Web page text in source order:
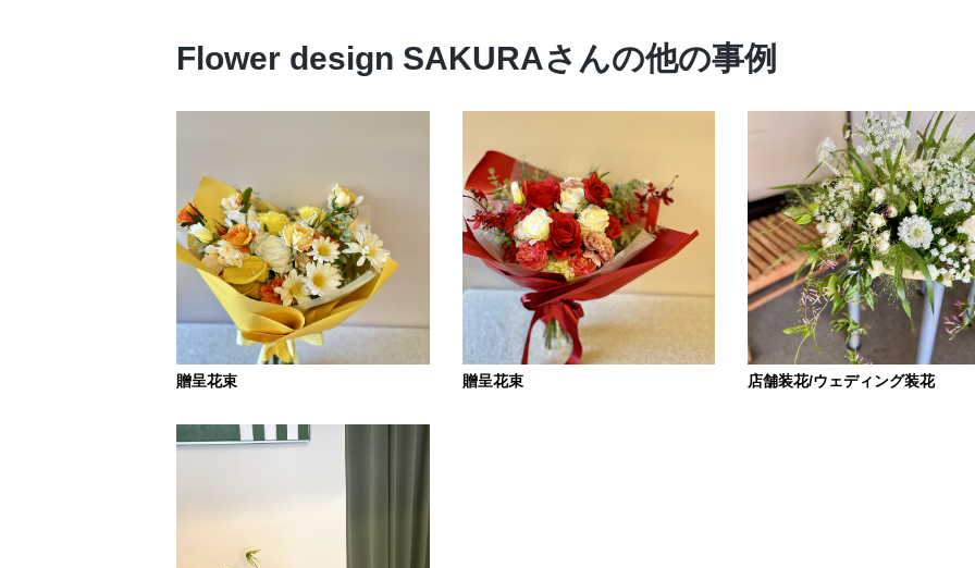
Flower design SAKURAさんの他の事例
贈呈花束 贈呈花束 店舗装花/ウェディング装花